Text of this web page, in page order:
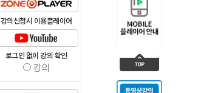
강의신청시 이용플레이어
로그인 없이 강의 확인
강의